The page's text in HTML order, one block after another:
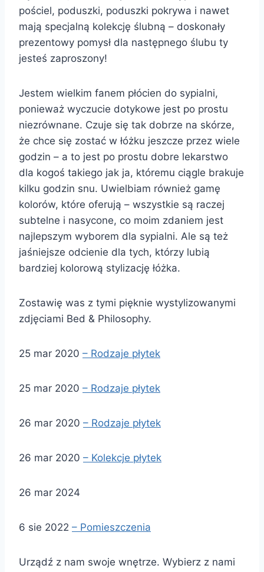
pościel, poduszki, poduszki pokrywa i nawet
mają specjalną kolekcję ślubną – doskonały
prezentowy pomysł dla następnego ślubu ty
jesteś zaproszony!
Jestem wielkim fanem płócien do sypialni,
ponieważ wyczucie dotykowe jest po prostu
niezrównane. Czuje się tak dobrze na skórze,
że chce się zostać w łóżku jeszcze przez wiele
godzin – a to jest po prostu dobre lekarstwo
dla kogoś takiego jak ja, któremu ciągle brakuje
kilku godzin snu. Uwielbiam również gamę
kolorów, które oferują – wszystkie są raczej
subtelne i nasycone, co moim zdaniem jest
najlepszym wyborem dla sypialni. Ale są też
jaśniejsze odcienie dla tych, którzy lubią
bardziej kolorową stylizację łóżka.
Zostawię was z tymi pięknie wystylizowanymi
zdjęciami Bed & Philosophy.
25 mar 2020 – Rodzaje płytek
25 mar 2020 – Rodzaje płytek
26 mar 2020 – Rodzaje płytek
26 mar 2020 – Kolekcje płytek
26 mar 2024
6 sie 2022 – Pomieszczenia
Urządź z nam swoje wnętrze. Wybierz z nami